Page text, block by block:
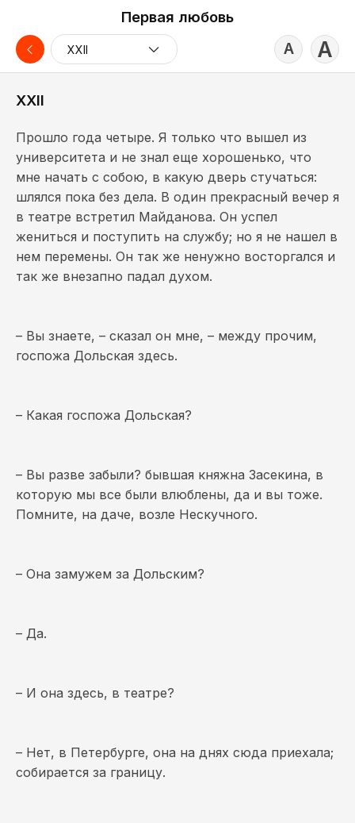
XXII
Первая любовь
А А
XXII
Прошло года четыре. Я только что вышел из
университета и не знал еще хорошенько, что
мне начать с собою, в какую дверь стучаться:
шлялся пока без дела. В один прекрасный вечер я
в театре встретил Майданова. Он успел
жениться и поступить на службу; но я не нашел в
нем перемены. Он так же ненужно восторгался и
так же внезапно падал духом.
– Вы знаете, – сказал он мне, – между прочим,
госпожа Дольская здесь.
– Какая госпожа Дольская?
– Вы разве забыли? бывшая княжна Засекина, в
которую мы все были влюблены, да и вы тоже.
Помните, на даче, возле Нескучного.
– Она замужем за Дольским?
– Да.
– И она здесь, в театре?
– Нет, в Петербурге, она на днях сюда приехала;
собирается за границу.